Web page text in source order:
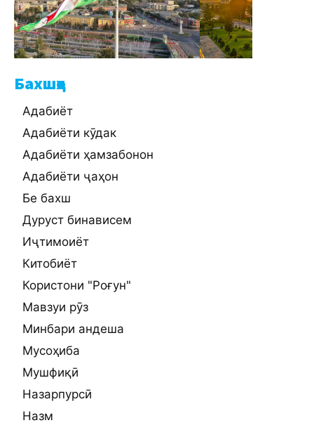
Бахшҳо
Адабиёт
Адабиёти кӯдак
Адабиёти ҳамзабонон
Адабиёти ҷаҳон
Бе бахш
Дуруст бинависем
Иҷтимоиёт
Китобиёт
Користони "Роғун"
Мавзуи рӯз
Минбари андеша
Мусоҳиба
Мушфиқӣ
Назарпурсӣ
Назм